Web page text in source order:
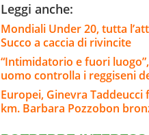
Leggi anche:
Mondiali Under 20, tutta
Succo a caccia di rivincite
“Intimidatorio e fuori
uomo controlla i reggiseni
Europei, Ginevra
km. Barbara Pozzobon